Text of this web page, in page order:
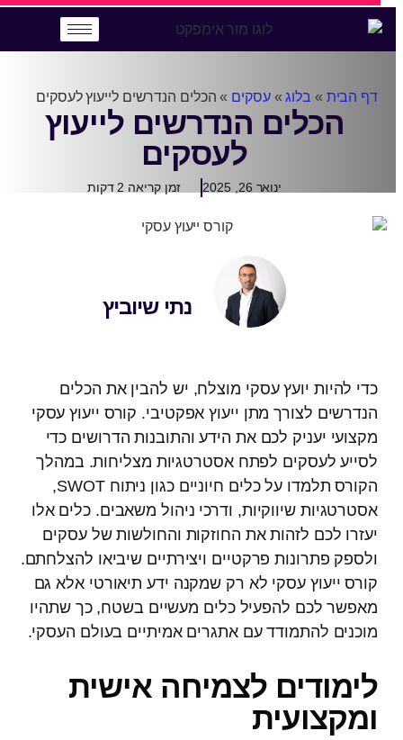
דף הבית»בלוג»עסקים»הכלים הנדרשים לייעוץ לעסקים
הכלים הנדרשים לייעוץ
לעסקים
ינואר 26, 2025
נתי שיוביץ
כדי להיות יועץ עסקי מוצלח, יש להבין את הכלים
הנדרשים לצורך מתן ייעוץ אפקטיבי. קורס ייעוץ עסקי
מקצועי יעניק לכם את הידע והתובנות הדרושים כדי
לסייע לעסקים לפתח אסטרטגיות מצליחות. במהלך
הקורס תלמדו על כלים חיוניים כגון ניתוח SWOT,
אסטרטגיות שיווקיות, ודרכי ניהול משאבים. כלים אלו
יעזרו לכם לזהות את החוזקות והחולשות של עסקים
ולספק פתרונות פרקטיים ויצירתיים שיביאו להצלחתם.
קורס ייעוץ עסקי לא רק שמקנה ידע תיאורטי אלא גם
מאפשר לכם להפעיל כלים מעשיים בשטח, כך שתהיו
מוכנים להתמודד עם אתגרים אמיתיים בעולם העסקי.
לימודים לצמיחה אישית
ומקצועית